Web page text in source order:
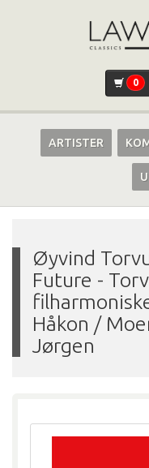
0
ARTISTER
Øyvind
Future -
Håkon /
Jørgen